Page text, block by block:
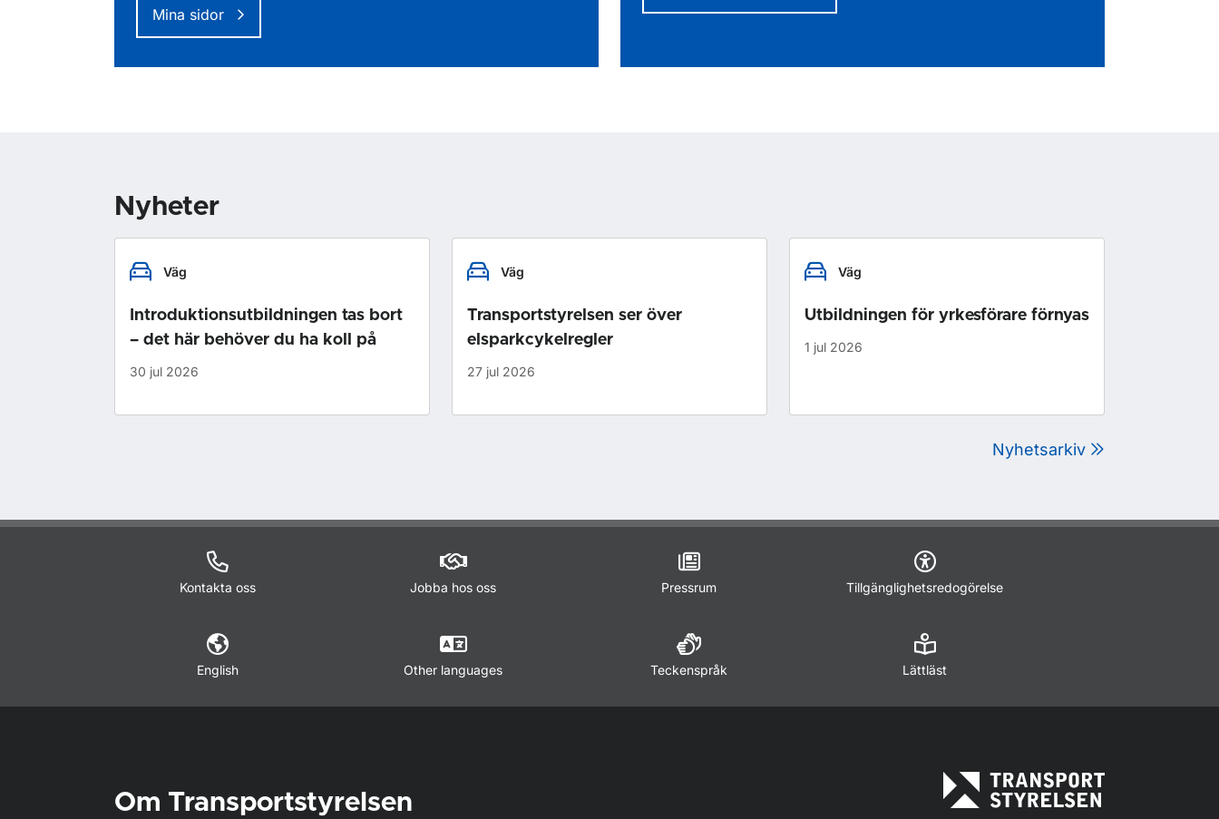
Mina sidor
Nyheter
Väg
Introduktionsutbildningen tas bort
– det här behöver du ha koll på
30 jul 2026
Väg
Transportstyrelsen ser över
elsparkcykelregler
27 jul 2026
Väg
Utbildningen för yrkesförare förnyas
1 jul 2026
Nyhetsarkiv
Kontakta oss Jobba hos oss Pressrum Tillgänglighetsredogörelse
English Other languages Teckenspråk Lättläst
Om Transportstyrelsen